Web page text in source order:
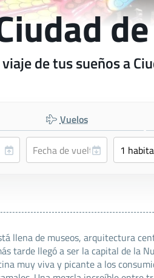
de tus sueños a
Vuelos
llena de museos, arquitectura
tarde llegó a ser la capital de la
muy viva y picante a los